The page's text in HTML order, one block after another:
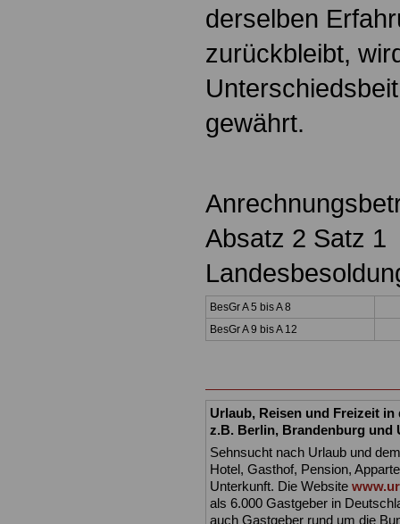
derselben
zurückbleibt,
gewährt.
Absatz 2 Satz 1
BesGr A 5 bis A 8
BesGr A 9 bis A 12
Urlaub, Reisen und Freizeit
z.B. Berlin, Brandenburg und
Sehnsucht nach Urlaub und
Hotel, Gasthof, Pension,
Unterkunft. Die Website
als 6.000 Gastgeber in
auch Gastgeber rund um die